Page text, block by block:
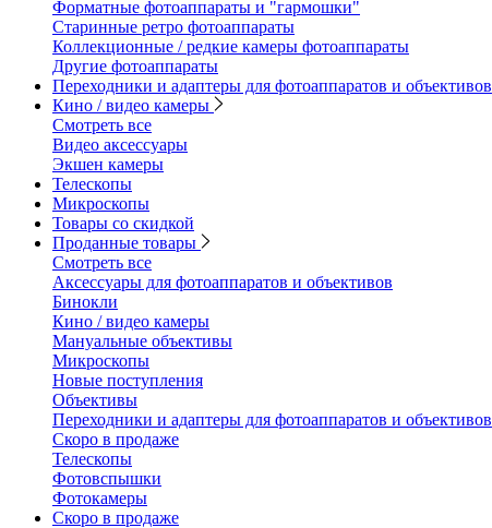
Форматные фотоаппараты и "гармошки"
Старинные ретро фотоаппараты
Коллекционные / редкие камеры фотоаппараты
Другие фотоаппараты
Переходники и адаптеры для фотоаппаратов и объективов
Кино / видео камеры
Смотреть все
Видео аксессуары
Экшен камеры
Телескопы
Микроскопы
Товары со скидкой
Проданные товары
Смотреть все
Аксессуары для фотоаппаратов и объективов
Бинокли
Кино / видео камеры
Мануальные объективы
Микроскопы
Новые поступления
Объективы
Переходники и адаптеры для фотоаппаратов и объективов
Скоро в продаже
Телескопы
Фотовспышки
Фотокамеры
Скоро в продаже